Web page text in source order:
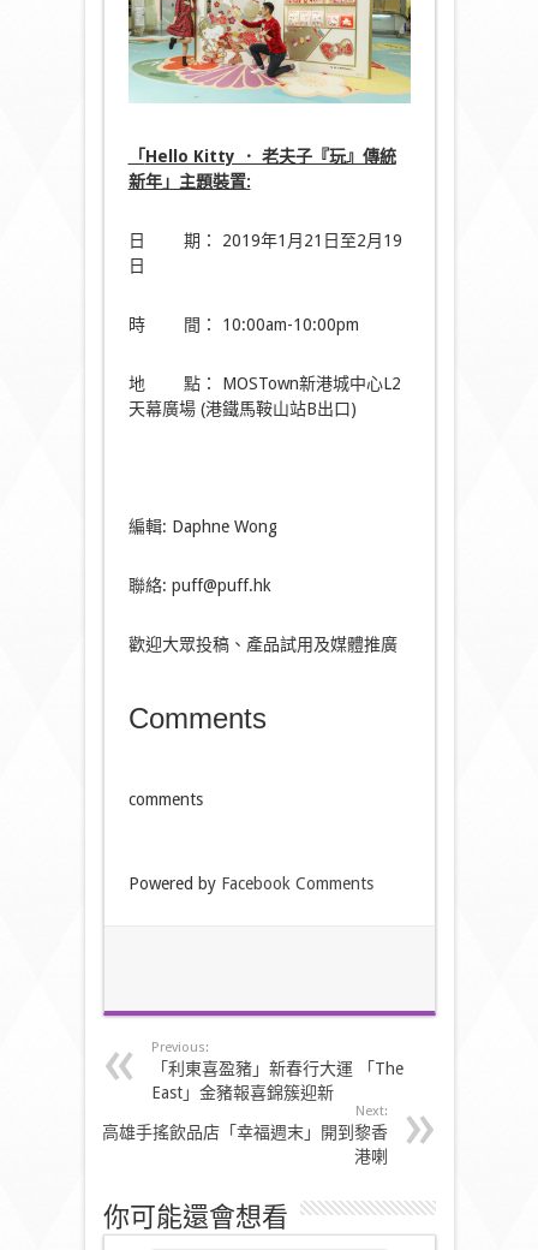
「 Hello Kitty ． 老夫子『玩』傳統
新年」主題裝置:
日 期： 2019年1月21日至2月19
日
時 間： 10:00am-10:00pm
地 點： MOSTown新港城中心L2
天幕廣場 (港鐵馬鞍山站B出口)
編輯: Daphne Wong
聯絡: puff@puff.hk
歡迎大眾投稿、產品試用及媒體推廣
Comments
comments
Powered by Facebook Comments
Previous:
「利東喜盈豬」新春行大運 「The
East」金豬報喜錦簇迎新
Next:
高雄手搖飲品店「幸福週末」開到黎香
港喇
你可能還會想看